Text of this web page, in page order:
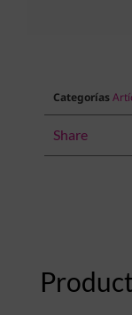
Categorías
Share